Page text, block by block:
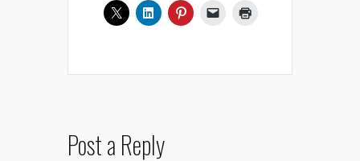
Post a Reply